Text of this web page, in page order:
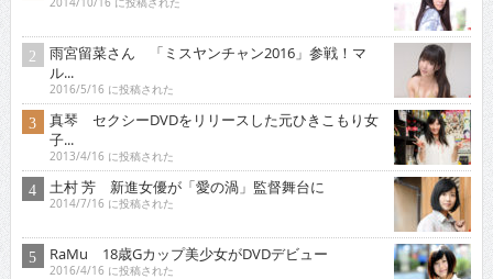
2014/10/16 に投稿された
雨宮留菜さん 「ミスヤンチャン2016」参戦！マ
ル...
2016/5/16 に投稿された
真琴 セクシーDVDをリリースした元ひきこもり女
子...
2013/4/16 に投稿された
土村 芳 新進女優が「愛の渦」監督舞台に
2014/7/16 に投稿された
RaMu 18歳Gカップ美少女がDVDデビュー
2016/4/16 に投稿された